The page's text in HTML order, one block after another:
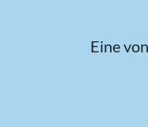
Eine von